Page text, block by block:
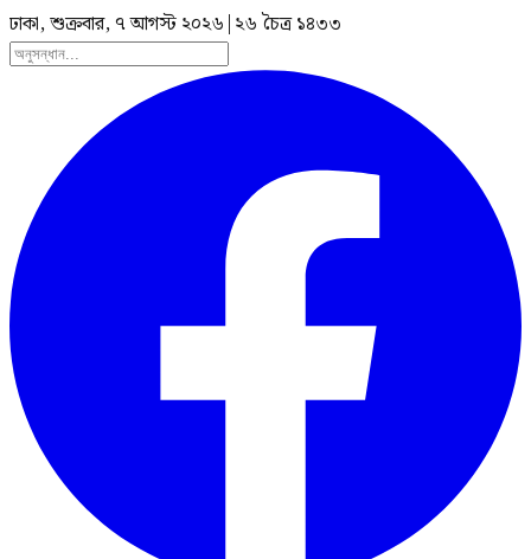
ঢাকা, শুক্রবার, ৭ আগস্ট ২০২৬ | ২৬ চৈত্র ১৪৩৩